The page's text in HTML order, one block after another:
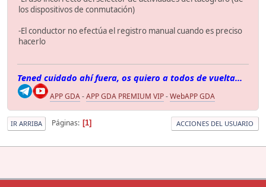
los dispositivos de conmutación)
-El conductor no efectúa el registro manual cuando es preciso
hacerlo
Tened cuidado ahí fuera, os quiero a todos de vuelta...
APP GDA-APP GDA PREMIUM VIP-WebAPP GDA
IR ARRIBA Páginas 1 ACCIONES DEL USUARIO